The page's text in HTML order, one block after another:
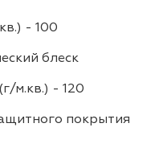
- 100
блеск
м.кв.) - 120
покрытия